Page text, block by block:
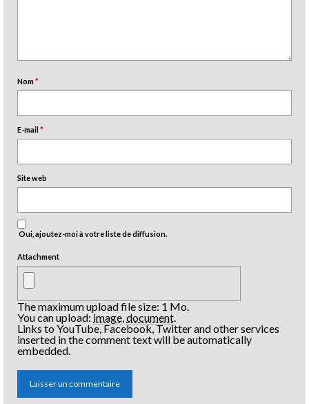
Nom*
E-mail *
Site web
Oui, ajoutez-moi à votre liste de diffusion.
Attachment
The maximum upload file size: 1 Mo.
You can upload: image,document.
Links to YouTube, Facebook, Twitter and other services
inserted in the comment text will be automatically
embedded.